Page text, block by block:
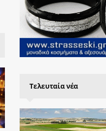
Τελευταία νέα